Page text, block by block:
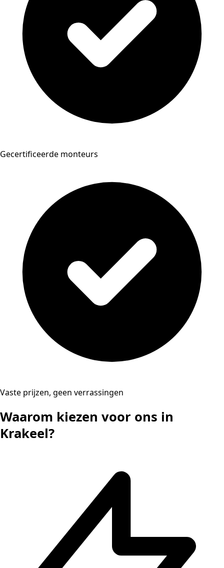
Gecertificeerde monteurs
Vaste prijzen, geen verrassingen
Waarom kiezen voor ons in
Krakeel?